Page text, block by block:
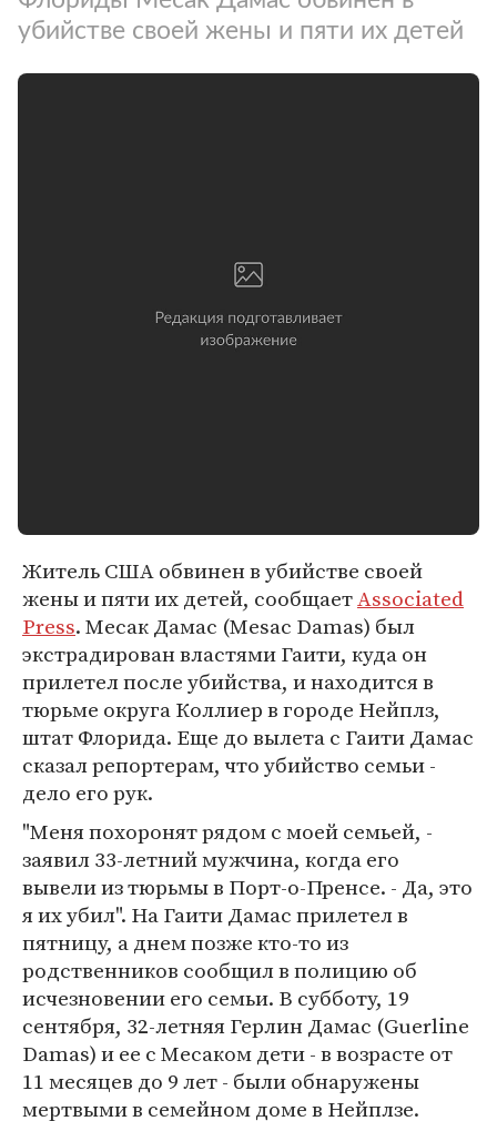
убийстве своей жены и пяти их детей
Житель США обвинен в убийстве своей
жены и пяти их детей, сообщаетAssociated
Press. Месак Дамас (Mesac Damas) был
экстрадирован властями Гаити, куда он
прилетел после убийства, и находится в
тюрьме округа Коллиер в городе Нейплз,
штат Флорида. Еще до вылета с Гаити Дамас
сказал репортерам, что убийство семьи -
дело его рук.
"Меня похоронят рядом с моей семьей, -
заявил 33-летний мужчина, когда его
вывели из тюрьмы в Порт-о-Пренсе. - Да, это
я их убил". На Гаити Дамас прилетел в
пятницу, а днем позже кто-то из
родственников сообщил в полицию об
исчезновении его семьи. В субботу, 19
сентября, 32-летняя Герлин Дамас (Guerline
Damas) и ее с Месаком дети - в возрасте от
11 месяцев до 9 лет - были обнаружены
мертвыми в семейном доме в Нейплзе.